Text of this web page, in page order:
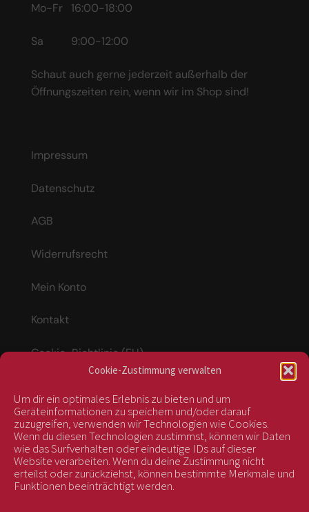
Cookie-Zustimmung verwalten
Um dir ein optimales Erlebnis zu bieten und um
Geräteinformationen zu speichern und/oder darauf
zuzugreifen, verwenden wir Technologien wie Cookies.
Wenn du diesen Technologien zustimmst, können wir Daten
wie das Surfverhalten oder eindeutige IDs auf dieser
Website verarbeiten. Wenn du deine Zustimmung nicht
erteilst oder zurückziehst, können bestimmte Merkmale und
Funktionen beeinträchtigt werden.
Mo-Fr 16:00-18:00
Sa 9:00-12:00
Schaut auch gerne jederzeit außerhalb der
Öffnungszeiten rein, wenn wir im Shop sind!
Impressum
Datenschutz
AGB
Widerrufsrecht
Mein Konto
Kontakt
Cookie-Richtlinie (EU)
Vertrag widerrufen
kontrolliert durch: